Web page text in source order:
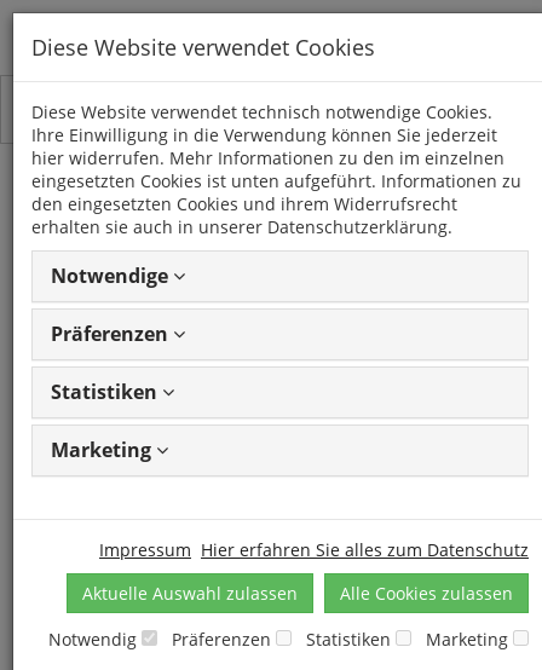
Toggle
navigation
Kategorien
Aderendhülse für Kabel
50qmm - 10er Set
Artikel: 40885 GTIN: 4250287893451
Frage
zum Produkt stellen
Diese Website verwendet Cookies
Diese Website verwendet technisch notwendige Cookies.
Ihre Einwilligung in die Verwendung können Sie jederzeit
hier widerrufen. Mehr Informationen zu den im einzelnen
eingesetzten Cookies ist unten aufgeführt. Informationen zu
den eingesetzten Cookies und ihrem Widerrufsrecht
erhalten sie auch in unserer Datenschutzerklärung.
Notwendige
Präferenzen
Statistiken
Marketing
Impressum Hier erfahren Sie alles zum Datenschutz
Aktuelle Auswahl zulassen
Alle Cookies zulassen
Notwendig
Präferenzen Statistiken Marketing